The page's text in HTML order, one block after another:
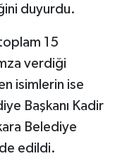
duyurdu.
15
verdiği
isimlerin ise
Başkanı Kadir
Belediye
edildi.